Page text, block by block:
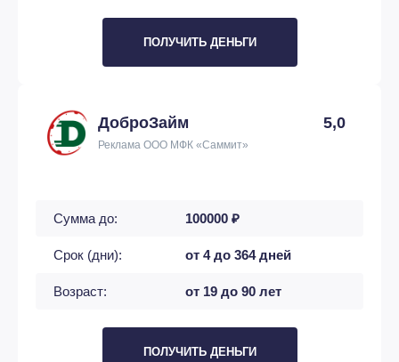
ПОЛУЧИТЬ ДЕНЬГИ
ДоброЗайм 5,0
Реклама ООО МФК «Саммит»
Сумма до: 100000 ₽
Срок (дни): от 4 до 364 дней
Возраст: от 19 до 90 лет
ПОЛУЧИТЬ ДЕНЬГИ